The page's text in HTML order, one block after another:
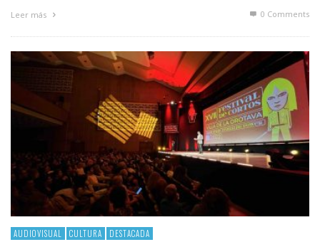
Leer más 0 Comments
AUDIOVISUAL CULTURA DESTACADA